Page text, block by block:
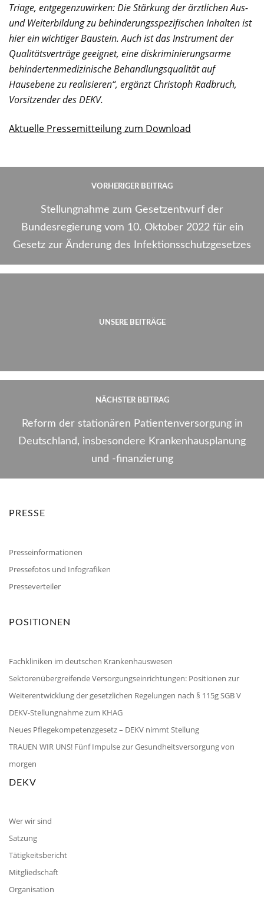
Triage, entgegenzuwirken: Die Stärkung der ärztlichen Aus-
und Weiterbildung zu behinderungsspezifischen Inhalten ist
hier ein wichtiger Baustein. Auch ist das Instrument der
Qualitätsverträge geeignet, eine diskriminierungsarme
behindertenmedizinische Behandlungsqualität auf
Hausebene zu realisieren“, ergänzt Christoph Radbruch,
Vorsitzender des DEKV.
Aktuelle Pressemitteilung zum Download
VORHERIGER BEITRAG
Stellungnahme zum Gesetzentwurf der
Bundesregierung vom 10. Oktober 2022 für ein
Gesetz zur Änderung des Infektionsschutzgesetzes
UNSERE BEITRÄGE
NÄCHSTER BEITRAG
Reform der stationären Patientenversorgung in
Deutschland, insbesondere Krankenhausplanung
und -finanzierung
PRESSE
Presseinformationen
Pressefotos und Infografiken
Presseverteiler
POSITIONEN
Fachkliniken im deutschen Krankenhauswesen
Sektorenübergreifende Versorgungseinrichtungen: Positionen zur
Weiterentwicklung der gesetzlichen Regelungen nach § 115g SGB V
DEKV-Stellungnahme zum KHAG
Neues Pflegekompetenzgesetz – DEKV nimmt Stellung
TRAUEN WIR UNS! Fünf Impulse zur Gesundheitsversorgung von
morgen
DEKV
Wer wir sind
Satzung
Tätigkeitsbericht
Mitgliedschaft
Organisation